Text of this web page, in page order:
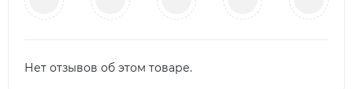
Нет отзывов об этом товаре.